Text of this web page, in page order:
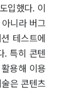
입했다. 이
니라 버그
테스트에
. 특히 콘텐
용해 이용
은 콘텐츠